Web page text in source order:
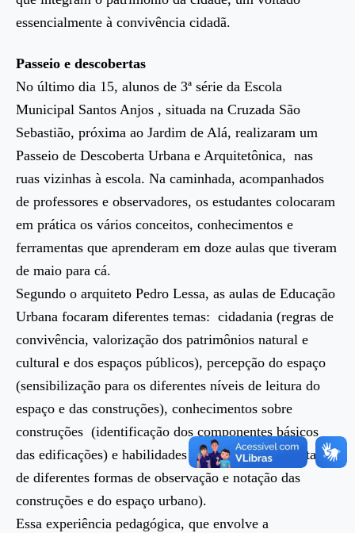
essencialmente à convivência cidadã.
Passeio e descobertas
No último dia 15, alunos de 3ª série da Escola
Municipal Santos Anjos , situada na Cruzada São
Sebastião, próxima ao Jardim de Alá, realizaram um
Passeio de Descoberta Urbana e Arquitetônica, nas
ruas vizinhas à escola. Na caminhada, acompanhados
de professores e observadores, os estudantes colocaram
em prática os vários conceitos, conhecimentos e
ferramentas que aprenderam em doze aulas que tiveram
de maio para cá.
Segundo o arquiteto Pedro Lessa, as aulas de Educação
Urbana focaram diferentes temas: cidadania (regras de
convivência, valorização dos patrimônios natural e
cultural e dos espaços públicos), percepção do espaço
(sensibilização para os diferentes níveis de leitura do
espaço e das construções), conhecimentos sobre
construções (identificação dos componentes básicos
das edificações) e habilidades específicas (apresentação
de diferentes formas de observação e notação das
construções e do espaço urbano).
Essa experiência pedagógica, que envolve a